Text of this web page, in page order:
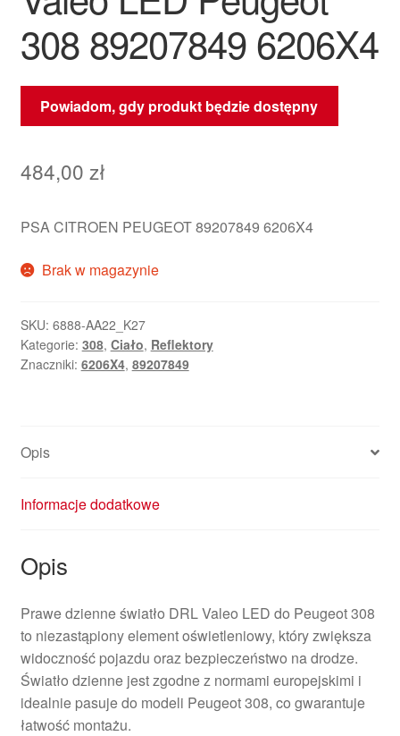
308 89207849 6206X4
Powiadom, gdy produkt będzie dostępny
484,00 zł
PSA CITROEN PEUGEOT 89207849 6206X4
Brak w magazynie
SKU: 6888-AA22_K27
Kategorie: 308, Ciało, Reflektory
Znaczniki: 6206X4, 89207849
Opis
Informacje dodatkowe
Opis
Prawe dzienne światło DRL Valeo LED do Peugeot 308
to niezastąpiony element oświetleniowy, który zwiększa
widoczność pojazdu oraz bezpieczeństwo na drodze.
Światło dzienne jest zgodne z normami europejskimi i
idealnie pasuje do modeli Peugeot 308, co gwarantuje
łatwość montażu.